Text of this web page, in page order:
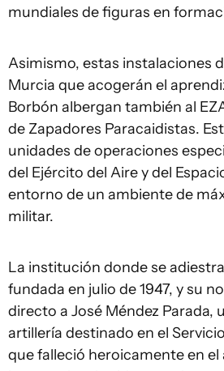
mundiales de figuras en
Asimismo, estas instalaciones
Murcia que acogerán el
Borbón albergan también al
de Zapadores Paracaidistas.
unidades de operaciones
del Ejército del Aire y del
entorno de un ambiente de
militar.
La institución donde se
fundada en julio de 1947, y su
directo a José Méndez Parada,
artillería destinado en el
que falleció heroicamente en el